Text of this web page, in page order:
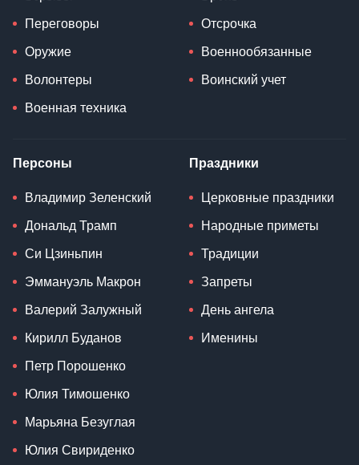
Переговоры
Оружие
Волонтеры
Военная техника
Отсрочка
Военнообязанные
Воинский учет
Персоны
Владимир Зеленский
Дональд Трамп
Си Цзиньпин
Эммануэль Макрон
Валерий Залужный
Кирилл Буданов
Петр Порошенко
Юлия Тимошенко
Марьяна Безуглая
Юлия Свириденко
Праздники
Церковные праздники
Народные приметы
Традиции
Запреты
День ангела
Именины